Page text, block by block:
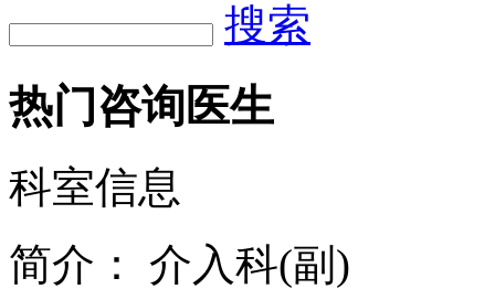
搜索
热门咨询医生
科室信息
简介：
介入科(副)